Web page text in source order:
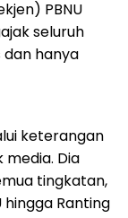
PBNU
seluruh
hanya
keterangan
Dia
tingkatan,
hingga Ranting